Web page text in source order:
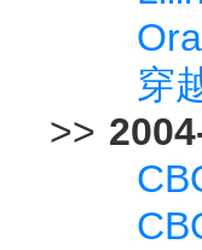
穿
>>